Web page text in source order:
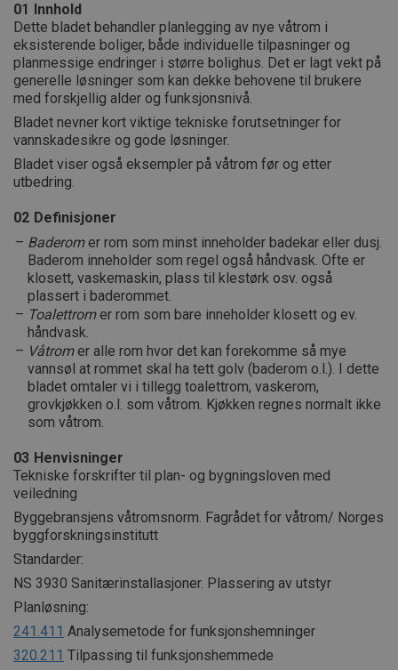
01 Innhold
Dette bladet behandler planlegging av nye våtrom i
eksisterende boliger, både individuelle tilpasninger og
planmessige endringer i større bolighus. Det er lagt vekt på
generelle løsninger som kan dekke behovene til brukere
med forskjellig alder og funksjonsnivå.
Bladet nevner kort viktige tekniske forutsetninger for
vannskadesikre og gode løsninger.
Bladet viser også eksempler på våtrom før og etter
utbedring.
02 Definisjoner
Baderomer rom som minst inneholder badekar eller dusj.
Baderom inneholder som regel også håndvask. Ofte er
klosett, vaskemaskin, plass til klestørk osv. også
plassert i baderommet.
Toalettromer rom som bare inneholder klosett og ev.
håndvask.
Våtromer alle rom hvor det kan forekomme så mye
vannsøl at rommet skal ha tett golv (baderom o.l.). I dette
bladet omtaler vi i tillegg toalettrom, vaskerom,
grovkjøkken o.l. som våtrom. Kjøkken regnes normalt ikke
som våtrom.
03 Henvisninger
Tekniske forskrifter til plan- og bygningsloven med
veiledning
Byggebransjens våtromsnorm. Fagrådet for våtrom/ Norges
byggforskningsinstitutt
Standarder:
NS 3930 Sanitærinstallasjoner. Plassering av utstyr
Planløsning:
241.411 Analysemetode for funksjonshemninger
320.211 Tilpassing til funksjonshemmede